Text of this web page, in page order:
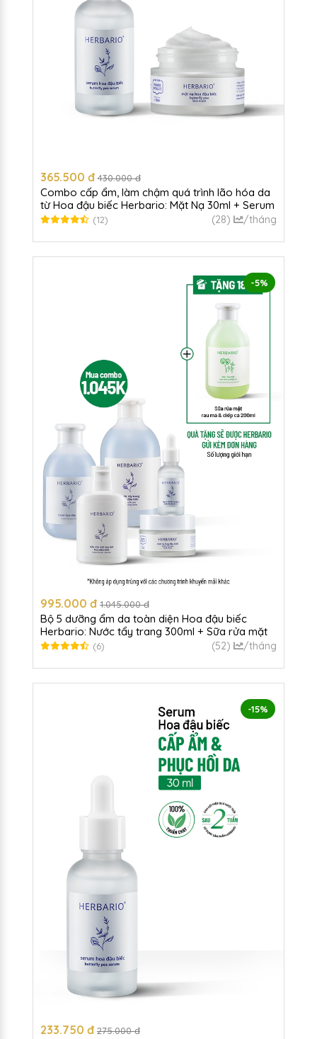
365.500 đ 430.000 đ
Combo cấp ẩm, làm chậm quá trình lão hóa da
từ Hoa đậu biếc Herbario: Mặt Nạ 30ml + Serum
30ml
(12) (28) /tháng
-5%
995.000 đ 1.045.000 đ
Bộ 5 dưỡng ẩm da toàn diện Hoa đậu biếc
Herbario: Nước tẩy trang 300ml + Sữa rửa mặt
100ml + Mặt nạ 30ml + Serum 30ml + Toner
(6) (52) /tháng
-15%
233.750 đ 275.000 đ